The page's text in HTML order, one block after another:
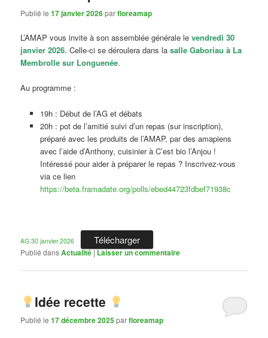
Publié le17 janvier 2026parfloreamap
L’AMAP vous invite à son assemblée générale levendredi 30
janvier 2026. Celle-ci se déroulera dans lasalle Gaboriau à La
Membrolle sur Longuenée.
Au programme :
19h : Début de l’AG et débats
20h : pot de l’amitié suivi d’un repas (sur inscription),
préparé avec les produits de l’AMAP, par des amapiens
avec l’aide d’Anthony, cuisinier à C’est bio l’Anjou !
Intéressé pour aider à préparer le repas ? Inscrivez-vous
via ce lien
https://beta.framadate.org/polls/ebed44723fdbef71938c
AG 30 janvier 2026 Télécharger
Publié dansActualité|Laisser un commentaire
Idée recette
Publié le17 décembre 2025parfloreamap